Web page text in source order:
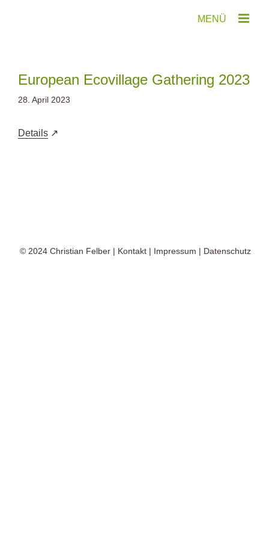
European Ecovillage Gathering 2023
28. April 2023
Details
© 2024 Christian Felber | Kontakt | Impressum | Datenschutz